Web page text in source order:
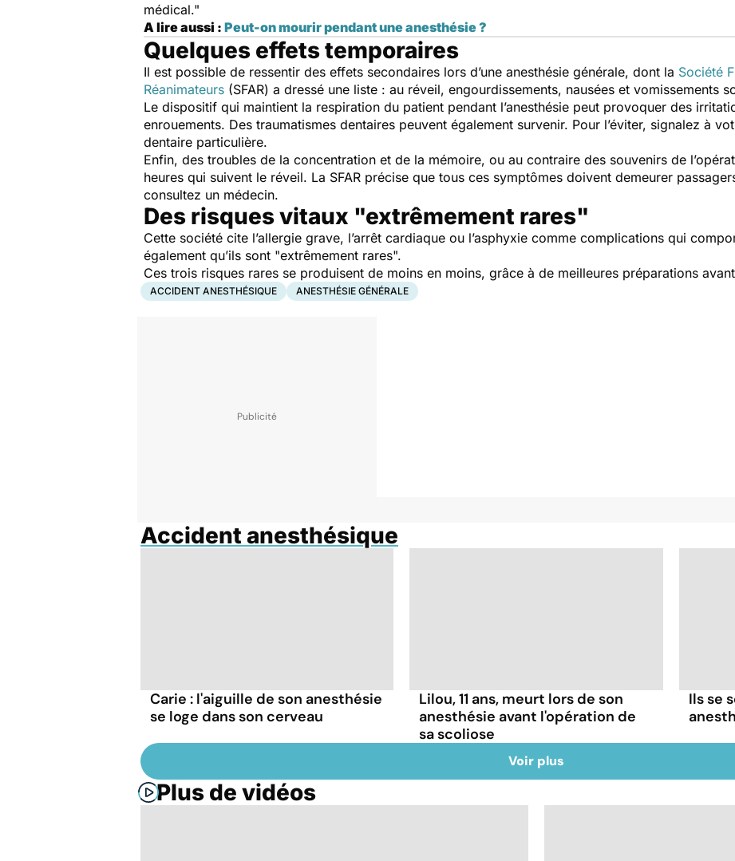
médical."
A lire aussi : Peut-on mourir pendant une anesthésie ?
Quelques effets temporaires
Il est possible de ressentir des effets secondaires lors d’une anesthésie générale, dont la Société
Réanimateurs (SFAR) a dressé une liste : au réveil, engourdissements, nausées et vomissements
Le dispositif qui maintient la respiration du patient pendant l’anesthésie peut provoquer des
enrouements. Des traumatismes dentaires peuvent également survenir. Pour l’éviter, signalez à
dentaire particulière.
Enfin, des troubles de la concentration et de la mémoire, ou au contraire des souvenirs de
heures qui suivent le réveil. La SFAR précise que tous ces symptômes doivent demeurer
consultez un médecin.
Des risques vitaux "extrêmement rares"
Cette société cite l’allergie grave, l’arrêt cardiaque ou l’asphyxie comme complications qui
également qu’ils sont "extrêmement rares".
Ces trois risques rares se produisent de moins en moins, grâce à de meilleures préparations
ACCIDENT ANESTHÉSIQUE ANESTHÉSIE GÉNÉRALE
Accident anesthésique
Carie : l'aiguille de son anesthésie
se loge dans son cerveau
Lilou, 11 ans, meurt lors de son
anesthésie avant l'opération de
sa scoliose
Ils se
Voir plus
Plus de vidéos